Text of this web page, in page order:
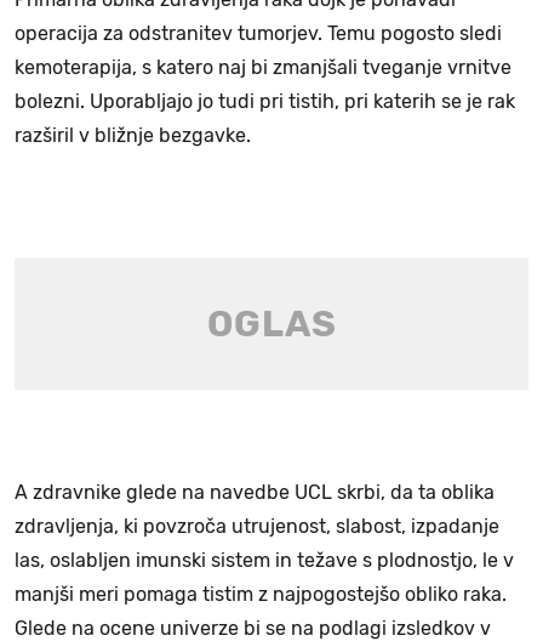
operacija za odstranitev tumorjev. Temu pogosto sledi
kemoterapija, s katero naj bi zmanjšali tveganje vrnitve
bolezni. Uporabljajo jo tudi pri tistih, pri katerih se je rak
razširil v bližnje bezgavke.
A zdravnike glede na navedbe UCL skrbi, da ta oblika
zdravljenja, ki povzroča utrujenost, slabost, izpadanje
las, oslabljen imunski sistem in težave s plodnostjo, le v
manjši meri pomaga tistim z najpogostejšo obliko raka.
Glede na ocene univerze bi se na podlagi izsledkov v